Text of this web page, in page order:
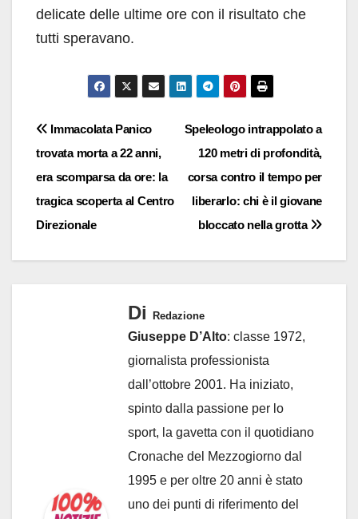
delicate delle ultime ore con il risultato che
tutti speravano.
Navigazione
articoli
Speleologo intrappolato a
120 metri di profondità,
corsa contro il tempo per
liberarlo: chi è il giovane
bloccato nella grotta
Immacolata Panico
trovata morta a 22 anni,
era scomparsa da ore: la
tragica scoperta al Centro
Direzionale
Di Redazione
Giuseppe D’Alto: classe 1972,
giornalista professionista
dall’ottobre 2001. Ha iniziato,
spinto dalla passione per lo
sport, la gavetta con il quotidiano
Cronache del Mezzogiorno dal
1995 e per oltre 20 anni è stato
uno dei punti di riferimento del